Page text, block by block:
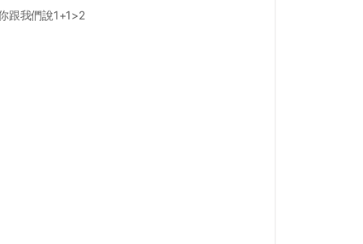
跟我們說1+1>2